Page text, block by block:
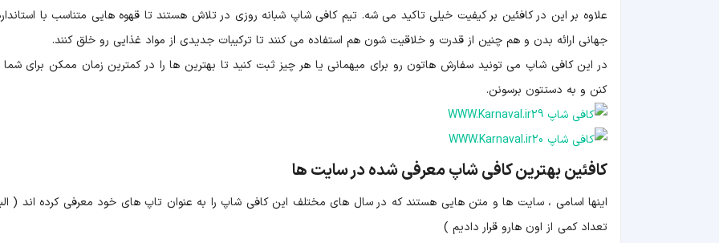
علاوه بر این در کافئین بر کیفیت خیلی تاکید می شه. تیم کافی شاپ شبانه روزی در تلاش هستند تا قهوه هایی متناسب با
جهانی ارائه بدن و هم چنین از قدرت و خلاقیت شون هم استفاده می کنند تا ترکیبات جدیدی از مواد غذایی رو خلق کنند.
در این کافی شاپ می تونید سفارش هاتون رو برای میهمانی یا هر چیز ثبت کنید تا بهترین ها را در کمترین زمان ممکن برای شما
کنن و به دستتون برسونن.
کافئین بهترین کافی شاپ معرفی شده در سایت ها
اینها اسامی ، سایت ها و متن هایی هستند که در سال های مختلف این کافی شاپ را به عنوان تاپ های خود معرفی کرده اند (
تعداد کمی از اون هارو قرار دادیم )